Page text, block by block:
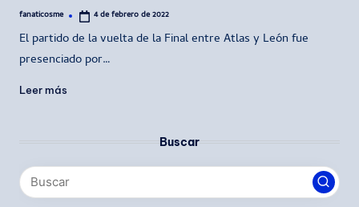
Publicado
fanaticosme 4 de febrero de 2022
El partido de la vuelta de la Final entre Atlas y León fue
presenciado por…
Leer más
Buscar